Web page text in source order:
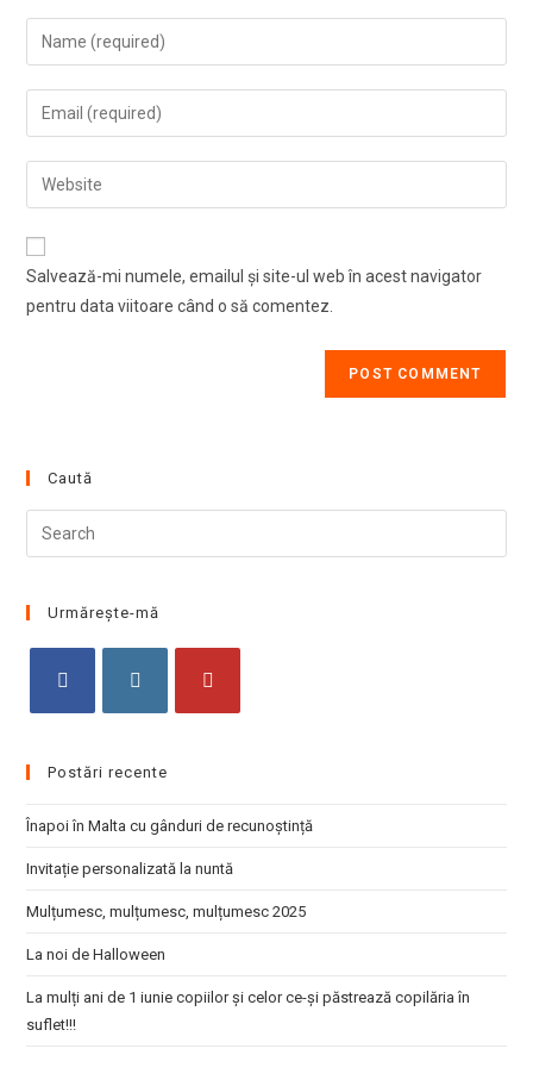
Enter
your
name
comment
Enter
your
email
address
comment
Enter
your
website
Salvează-mi numele, emailul și site-ul web în acest navigator
pentru data viitoare când o să comentez.
Caută
Urmărește-mă
a
new
new
new
Postări recente
Înapoi în Malta cu gânduri de recunoștință
Invitație personalizată la nuntă
Mulțumesc, mulțumesc, mulțumesc 2025
La noi de Halloween
La mulți ani de 1 iunie copiilor și celor ce-și păstrează copilăria în
suflet!!!